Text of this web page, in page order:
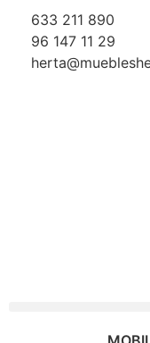
633 211 890
96 147 11 29